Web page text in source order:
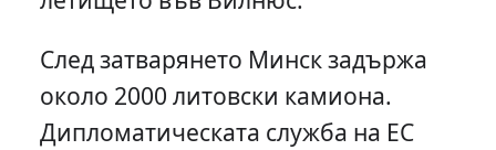
След затварянето Минск задържа
около 2000 литовски камиона.
Дипломатическата служба на ЕС